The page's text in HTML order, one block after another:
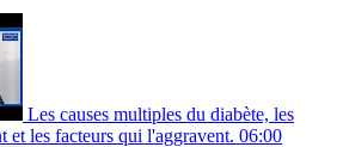
Les causes multiples du diabète, les
et les facteurs qui l'aggravent. 06:00